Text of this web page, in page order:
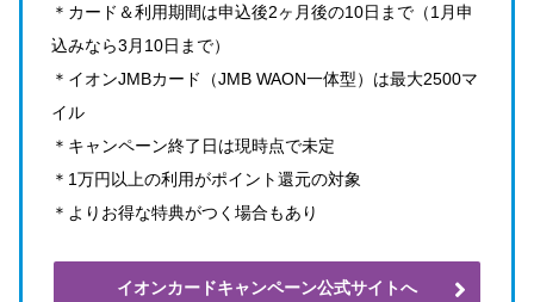
＊カード＆利用期間は申込後2ヶ月後の10日まで（1月申
込みなら3月10日まで）
＊イオンJMBカード（JMB WAON一体型）は最大2500マ
イル
＊キャンペーン終了日は現時点で未定
＊1万円以上の利用がポイント還元の対象
＊よりお得な特典がつく場合もあり
イオンカードキャンペーン公式サイトへ